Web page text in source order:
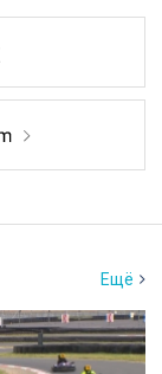
Ещё